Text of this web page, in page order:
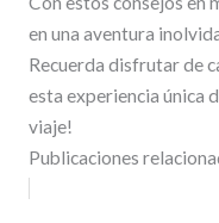
en una aventura
Recuerda disfrutar de
esta experiencia única
viaje!
Publicaciones